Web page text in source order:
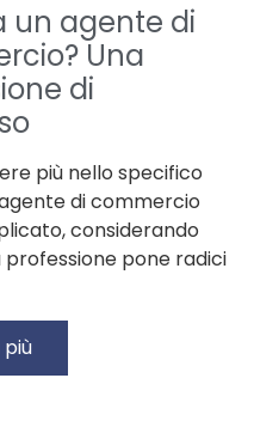
un agente di
Una
di
più nello specifico
di commercio
considerando
pone radici
più